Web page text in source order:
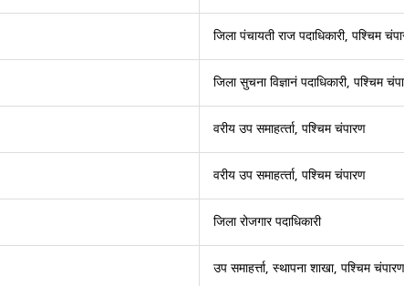
जिला पंचायती राज पदाधिकारी, पश्चिम
जिला सुचना विज्ञानं पदाधिकारी, पश्चिम
वरीय उप समाहर्त्‍ता, पश्चिम चंपारण
वरीय उप समाहर्त्‍ता, पश्चिम चंपारण
जिला रोजगार पदाधिकारी
उप समाहर्त्ता, स्थापना शाखा, पश्चिम चंपारण